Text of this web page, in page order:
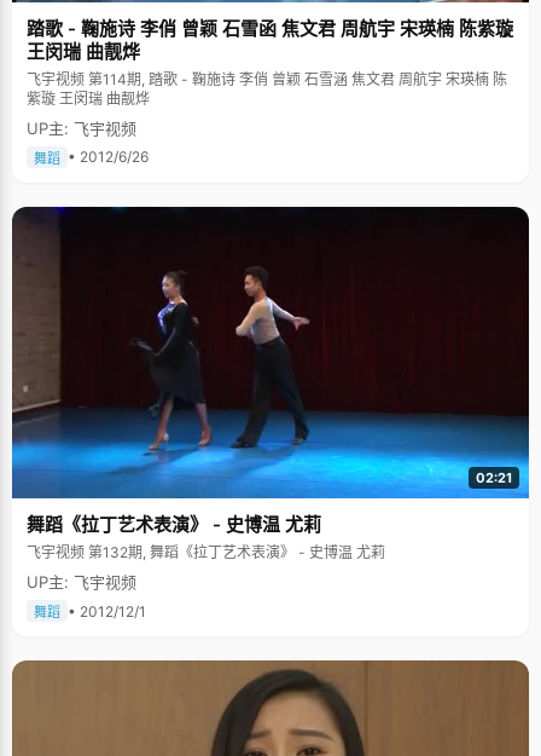
想着终于可以逃避高考了。这时班主任老师过来做工作，"高中三年，不参加
高考会不会太可惜了，说不定能考个状元呢，试一试也好吧"。爸爸妈妈也都
业。"革命还未胜利，同志仍需努力"，面对那么多期盼的眼神，刘逸帆无奈
又投入到高考的复习队伍中。"在复习的时候，发现自己还有很多知识欠缺，
越复习越心虚谨慎，高三下学期，我真的很认真努力的学了很多东西"，刘逸
力，建立了很好的朋友关系，尤其是他将自己经历竞赛积累的经验帮助别人
点，刘逸帆遇到了几个有着同样爱好的哥们，五个人一拍即合，组成了一个
校园乐队，刘逸帆在乐队充当贝司手，给乐队写歌。这个校园乐队当时在学
校里轰动一时，具有比较大的影响力，他们走的是朋克、摇滚的方向，那震
耳欲聋的架势和随心所欲的唱响，为这群需要释放学习压力的青少年，提供
了一个很好的出口。刘逸帆给乐队写了主题曲《坚定的彩虹》，专门找了录
的摇滚无病呻吟或者逃避宣泄不同，《坚定的彩虹》节奏欢快，几个还带着
青涩嗓音的男孩子，充满朝气和希望地畅想着未来，非常能令人振奋鼓舞。
"爸爸妈妈知道我的兴趣，都挺支持的，需要用钱的地方都很慷慨，他们手机
里也存这我们的歌"，刘逸帆希望在大学里还能找到志同道合的音乐之
友，"音乐作为我的爱好和信仰，想一直走下去"。刘逸帆有个想法，想用数
学来做音乐，听得我一愣一愣的。怎么做？难道还有加减乘除？刘逸帆颇为
高深的一笑，"现在还是个构想，以后或许能实现"。
踏歌 - 鞠施诗 李俏 曾颖 石雪函 焦文君 周航宇 宋瑛楠 陈紫璇
王闵瑞 曲靓烨
飞宇视频 第114期, 踏歌 - 鞠施诗 李俏 曾颖 石雪涵 焦文君 周航宇 宋瑛楠 陈
紫璇 王闵瑞 曲靓烨
UP主: 飞宇视频
舞蹈 • 2012/6/26
02:21
舞蹈《拉丁艺术表演》 - 史博温 尤莉
飞宇视频 第132期, 舞蹈《拉丁艺术表演》 - 史博温 尤莉
UP主: 飞宇视频
舞蹈 • 2012/12/1